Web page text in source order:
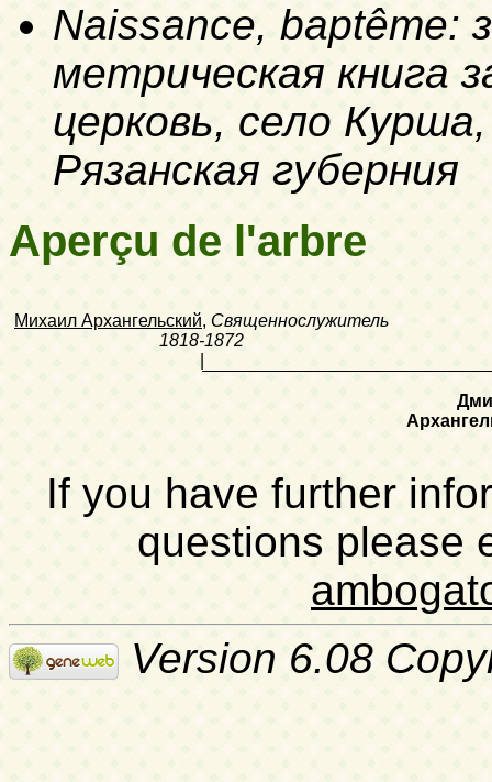
Naissance, baptême:
метрическая книга
церковь, село
Рязанская губерния
Aperçu de l'arbre
Михаил Архангельский, Священнослужитель
1818-1872
If you have further
questions please
Version 6.08